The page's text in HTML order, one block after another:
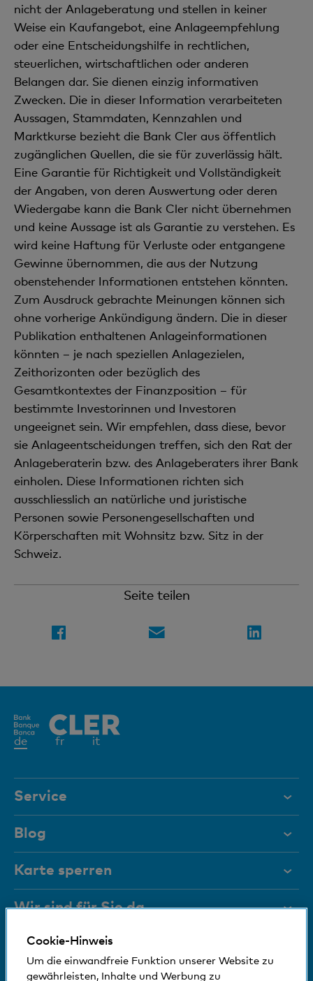
nicht der Anlageberatung und stellen in keiner
Weise ein Kaufangebot, eine Anlageempfehlung
oder eine Entscheidungshilfe in rechtlichen,
steuerlichen, wirtschaftlichen oder anderen
Belangen dar. Sie dienen einzig informativen
Zwecken. Die in dieser Information verarbeiteten
Aussagen, Stammdaten, Kennzahlen und
Marktkurse bezieht die Bank Cler aus öffentlich
zugänglichen Quellen, die sie für zuverlässig hält.
Eine Garantie für Richtigkeit und Vollständigkeit
der Angaben, von deren Auswertung oder deren
Wiedergabe kann die Bank Cler nicht übernehmen
und keine Aussage ist als Garantie zu verstehen. Es
wird keine Haftung für Verluste oder entgangene
Gewinne übernommen, die aus der Nutzung
obenstehender Informationen entstehen könnten.
Zum Ausdruck gebrachte Meinungen können sich
ohne vorherige Ankündigung ändern. Die in dieser
Publikation enthaltenen Anlageinformationen
könnten – je nach speziellen Anlagezielen,
Zeithorizonten oder bezüglich des
Gesamtkontextes der Finanzposition – für
bestimmte Investorinnen und Investoren
ungeeignet sein. Wir empfehlen, dass diese, bevor
sie Anlageentscheidungen treffen, sich den Rat der
Anlageberaterin bzw. des Anlageberaters ihrer Bank
einholen. Diese Informationen richten sich
ausschliesslich an natürliche und juristische
Personen sowie Personengesellschaften und
Körperschaften mit Wohnsitz bzw. Sitz in der
Schweiz.
Seite teilen
deAktives
fr it
Service
Hilfe & Kontakt
Dokumente
Magazin
Führungsgremien
Medien
Sozial und umweltfreundlich
Blog
Karte sperren
+41 (0)800 88 99 66
Wir sind für Sie da
Hilfe & Kontakt
Bankinfos
Cookie-Hinweis
Um die einwandfreie Funktion unserer Website zu
gewährleisten, Inhalte und Werbung zu